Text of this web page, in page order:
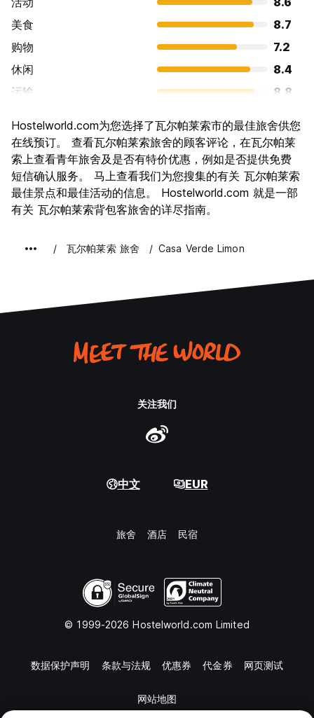
美食
8.7
购物
7.2
休闲
8.4
运输
8.8
文化
9.2
夜生活
8.2
物有所值
8.4
Hostelworld.com为您选择了瓦尔帕莱索市的最佳旅舍供您
在线预订。 查看瓦尔帕莱索旅舍的顾客评论，在瓦尔帕莱
索上查看青年旅舍及是否有特价优惠，例如是否提供免费
短信确认服务。 马上查看我们为您搜集的有关 瓦尔帕莱索
最佳景点和最佳活动的信息。 Hostelworld.com 就是一部
有关 瓦尔帕莱索背包客旅舍的详尽指南。
瓦尔帕莱索 旅舍 Casa Verde Limon
关注我们
中文 EUR
旅舍 酒店 民宿
© 1999-2026 Hostelworld.com Limited
数据保护声明 条款与法规 优惠券 代金券 网页测试
网站地图